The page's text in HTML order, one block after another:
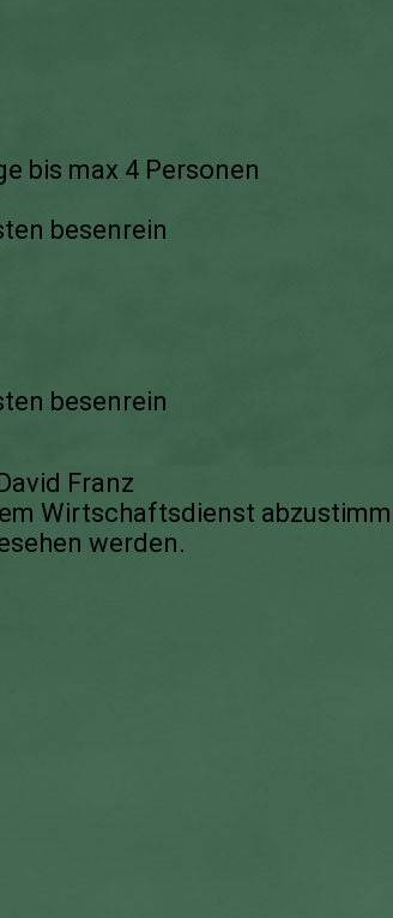
bis max 4 Personen
besenrein
besenrein
Franz
Wirtschaftsdienst
werden.